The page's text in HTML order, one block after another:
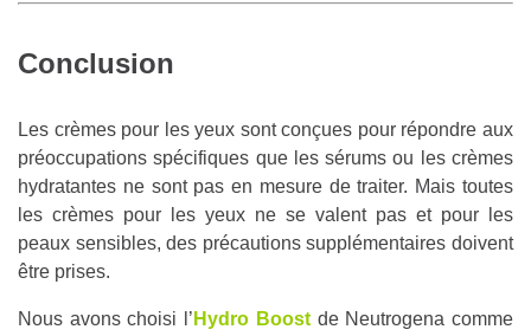
Conclusion
Les crèmes pour les yeux sont conçues pour répondre aux
préoccupations spécifiques que les sérums ou les crèmes
hydratantes ne sont pas en mesure de traiter. Mais toutes
les crèmes pour les yeux ne se valent pas et pour les
peaux sensibles, des précautions supplémentaires doivent
être prises.
Nous avons choisi l’ Hydro Boostde Neutrogena comme